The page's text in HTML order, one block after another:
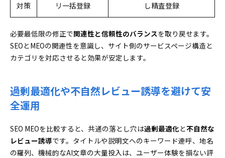
対策
リ一括登録
し精査登録
必要最低限の修正で関連性と信頼性のバランスを取り戻せます。
SEOとMEOの関連性を意識し、サイト側のサービスページ構造と
カテゴリを対応させると効果が安定します。
過剰最適化や不自然レビュー誘導を避けて安
全運用
SEO MEOを比較すると、共通の落とし穴は過剰最適化と不自然な
レビュー誘導です。タイトルや説明文へのキーワード連呼、地名
の羅列、機械的なAI文章の大量投入は、ユーザー体験を損ない評